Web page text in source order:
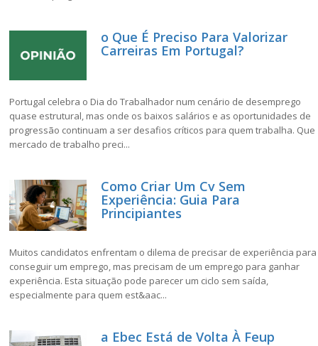
o Que É Preciso Para Valorizar
Carreiras Em Portugal?
Portugal celebra o Dia do Trabalhador num cenário de desemprego
quase estrutural, mas onde os baixos salários e as oportunidades de
progressão continuam a ser desafios críticos para quem trabalha. Que
mercado de trabalho preci...
Como Criar Um Cv Sem
Experiência: Guia Para
Principiantes
Muitos candidatos enfrentam o dilema de precisar de experiência para
conseguir um emprego, mas precisam de um emprego para ganhar
experiência. Esta situação pode parecer um ciclo sem saída,
especialmente para quem est&aac...
a Ebec Está de Volta À Feup